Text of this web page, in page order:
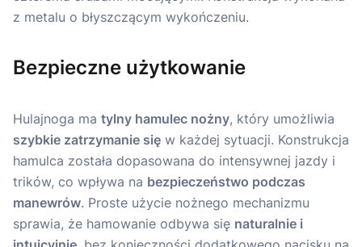
Bezpieczne użytkowanie
Hulajnoga ma tylny hamulec nożny, który umożliwia
szybkie zatrzymanie się w każdej sytuacji. Konstrukcja
hamulca została dopasowana do intensywnej jazdy i
trików, co wpływa na bezpieczeństwo podczas
manewrów. Proste użycie nożnego mechanizmu
sprawia, że hamowanie odbywa się naturalnie i